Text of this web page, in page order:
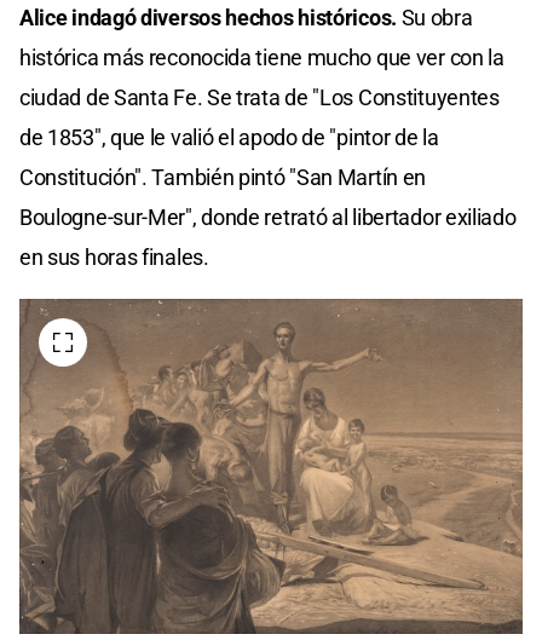
Alice indagó diversos hechos históricos. Su obra
histórica más reconocida tiene mucho que ver con la
ciudad de Santa Fe. Se trata de "Los Constituyentes
de 1853", que le valió el apodo de "pintor de la
Constitución". También pintó "San Martín en
Boulogne-sur-Mer", donde retrató al libertador exiliado
en sus horas finales.